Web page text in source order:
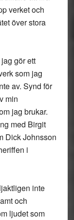
verket och
över stora
gör ett
som jag
av. Synd för
min
jag brukar.
med Birgit
Dick Johnsson
i
inte
och
ljudet som